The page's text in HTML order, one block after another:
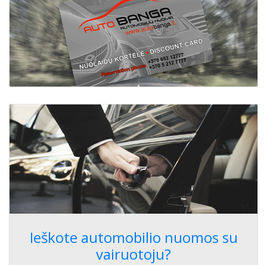
Ieškote automobilio nuomos su
vairuotoju?